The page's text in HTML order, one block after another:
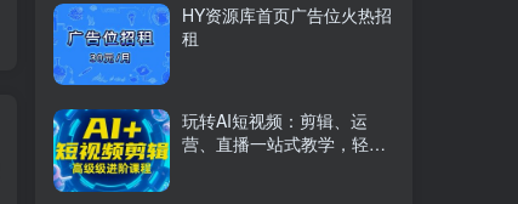
HY资源库首页广告位火热招
租
玩转AI短视频：剪辑、运
营、直播一站式教学，轻松